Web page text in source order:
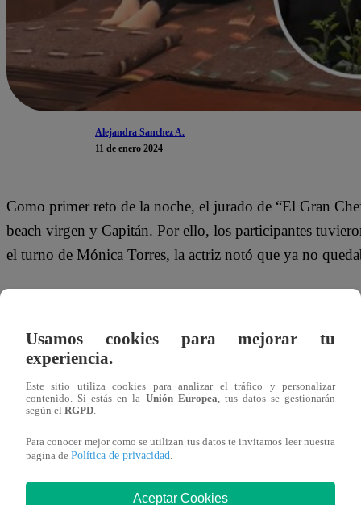
Alejandra Sanchez A.
11 de enero 2024
Como primer reto de la noche, el jurado de “El Gran
beach virgen y Capitán. Por ello, los participantes
el turno de Mónica Torres, la actriz notó que ya no
“Chicos, se llevaron todos los cubos de hielo, han
Este jueves 11 de enero, se transmite un nuevo capítulo
noche, Armando Machuca, Milene Vázquez, Mauricio
Christian Ysla presentarán su mejor sazón a los jueces
Usamos cookies para mejorar tu
experiencia.
Este sitio utiliza cookies para analizar el tráfico y personalizar
contenido. Si estás en la Unión Europea , tus datos se gestionarán
según el RGPD
Para conocer mejor como se utilizan tus datos te invitamos leer nuestra
pagina de Política de privacidad
Aceptar Cookies